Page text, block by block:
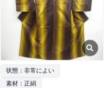
状態：非常によい
素材：正絹